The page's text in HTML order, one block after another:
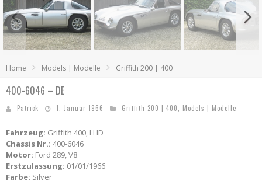
Home Models | Modelle Griffith 200 | 400
400-6046 – DE
Patrick 1. Januar 1966 Griffith 200 | 400 Models | Modelle
Fahrzeug: Griffith 400, LHD
Chassis Nr.: 400-6046
Motor: Ford 289, V8
Erstzulassung: 01/01/1966
Farbe: Silver